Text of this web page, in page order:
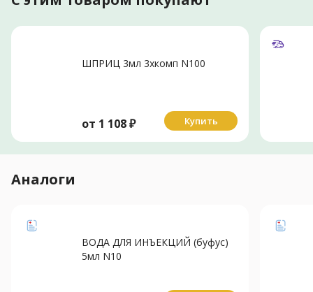
ШПРИЦ 3мл 3хкомп N100
от 1 108₽ Купить
Аналоги
ВОДА ДЛЯ ИНЪЕКЦИЙ (буфус)
5мл N10